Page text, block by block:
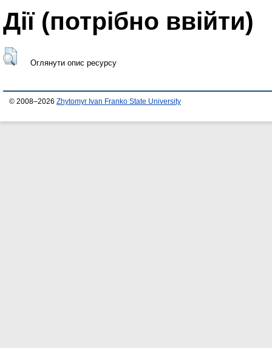
Дії ​​(потрібно ввійти)
Оглянути опис ресурсу
© 2008–2026 Zhytomyr Ivan Franko State University